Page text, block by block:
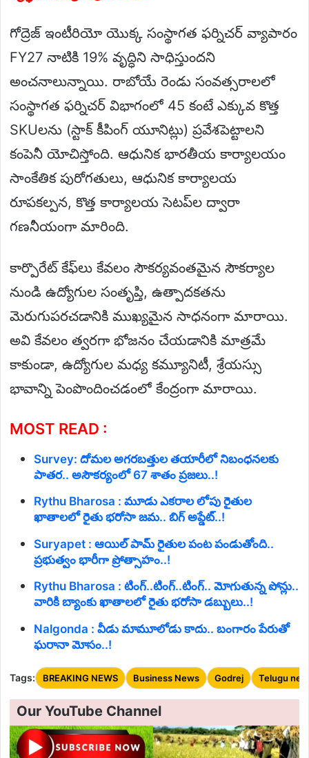
గోద్రెజ్ ఇంటీరియో యొక్క సంస్థాగత ఫర్నిచర్ వ్యాపారం
FY27 నాటికి 19% వృద్ధిని సాధిస్తుందని
అంచనాలున్నాయి. రాబోయే రెండు సంవత్సరాలలో
సంస్థాగత ఫర్నిచర్ విభాగంలో 45 కంటే ఎక్కువ కొత్త
SKUలను (స్టాక్ కీపింగ్ యూనిట్లు) ప్రవేశపెట్టాలని
కంపెనీ యోచిస్తోంది. ఆధునిక భారతీయ కార్యాలయం
సాంకేతిక పురోగతులు, ఆధునిక కార్యాలయ
రూపకల్పన, కొత్త కార్యాలయ సెటప్‌ల ద్వారా
గణనీయంగా మారింది.
కార్పొరేట్ కేఫ్‌లు కేవలం సౌకర్యవంతమైన సౌకర్యాల
నుండి ఉద్యోగుల సంతృప్తి, ఉత్పాదకతను
మెరుగుపరచడానికి ముఖ్యమైన సాధనంగా మారాయి.
అవి కేవలం త్వరగా భోజనం చేయడానికి మాత్రమే
కాకుండా, ఉద్యోగుల మధ్య కమ్యూనిటీ, శ్రేయస్సు
భావాన్ని పెంపొందించడంలో కేంద్రంగా మారాయి.
MOST READ :
Survey: దోమల అగరబత్తుల తయారీలో నిబంధనలకు
పాతర.. అసౌకర్యంలో 67 శాతం ప్రజలు..!
Rythu Bharosa : మూడు ఎకరాల లోపు రైతుల
ఖాతాలలో రైతు భరోసా జమ.. బిగ్ అప్డేట్..!
Suryapet : ఆయిల్ పామ్ రైతుల పంట పండుతోంది..
ప్రభుత్వం భారీగా ప్రోత్సాహం..!
Rythu Bharosa : టింగ్..టింగ్..టింగ్.. మోగుతున్న పోన్లు..
వారికి బ్యాంకు ఖాతాలలో రైతు భరోసా డబ్బులు..!
Nalgonda : వీడు మామూలోడు కాదు.. బంగారం పేరుతో
ఘరానా మోసం..!
Tags: BREAKING NEWS Business News Godrej Telugu
Our YouTube Channel